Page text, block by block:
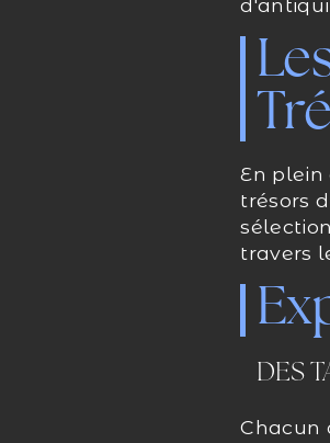
En
trésors
travers
DES
Chacun